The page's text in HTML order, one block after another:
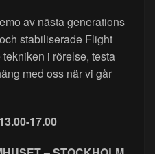
av nästa generations
stabiliserade Flight
i rörelse, testa
med oss när vi går
17.00